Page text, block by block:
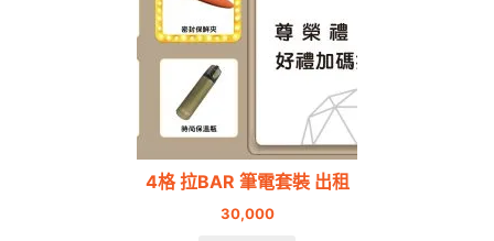
4格 拉BAR 筆電套裝 出租
30,000